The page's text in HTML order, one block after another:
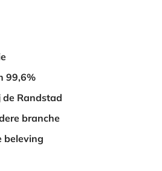
99,6%
Randstad
branche
beleving